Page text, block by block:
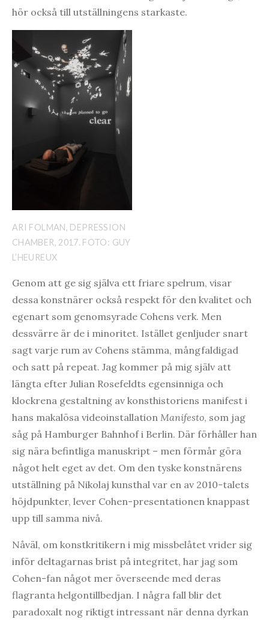
hör också till utställningens starkaste.
ARI FOLMAN, DEPRESSION
CHAMBER, 2017. FOTO: GUY
L’HEUREUX
Genom att ge sig själva ett friare spelrum, visar
dessa konstnärer också respekt för den kvalitet och
egenart som genomsyrade Cohens verk. Men
dessvärre är de i minoritet. Istället genljuder snart
sagt varje rum av Cohens stämma, mångfaldigad
och satt på repeat. Jag kommer på mig själv att
längta efter Julian Rosefeldts egensinniga och
klockrena gestaltning av konsthistoriens manifest i
hans makalösa videoinstallation Manifesto, som jag
såg på Hamburger Bahnhof i Berlin. Där förhåller han
sig nära befintliga manuskript – men förmår göra
något helt eget av det. Om den tyske konstnärens
utställning på Nikolaj kunsthal var en av 2010-talets
höjdpunkter, lever Cohen-presentationen knappast
upp till samma nivå.
Nåväl, om konstkritikern i mig missbelåtet vrider sig
inför deltagarnas brist på integritet, har jag som
Cohen-fan något mer överseende med deras
flagranta helgontillbedjan. I några fall blir det
paradoxalt nog riktigt intressant när denna dyrkan